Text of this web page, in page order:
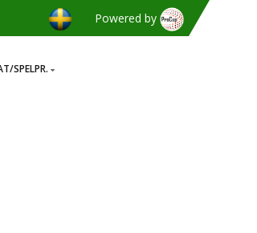
Powered by
SPELPR.